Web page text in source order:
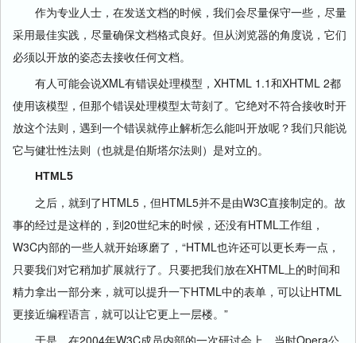
作为专业人士，在发送文档的时候，我们会尽量保守一些，尽量
采用最佳实践，尽量确保文档格式良好。但从浏览器的角度说，它们
必须以开放的姿态去接收任何文档。
有人可能会说XML有错误处理模型，XHTML 1.1和XHTML 2都
使用该模型，但那个错误处理模型太苛刻了。它绝对不符合接收时开
放这个法则，遇到一个错误就停止解析怎么能叫开放呢？我们只能说
它与健壮性法则（也就是伯斯塔尔法则）是对立的。
HTML5
之后，就到了HTML5，但HTML5并不是由W3C直接制定的。故
事的经过是这样的，到20世纪末的时候，还没有HTML工作组，
W3C内部的一些人就开始琢磨了，“HTML也许还可以更长寿一点，
只要我们对它稍加扩展就行了。只要把我们放在XHTML上的时间和
精力拿出一部分来，就可以提升一下HTML中的表单，可以让HTML
更接近编程语言，就可以让它更上一层楼。”
于是，在2004年W3C成员内部的一次研讨会上，当时Opera公